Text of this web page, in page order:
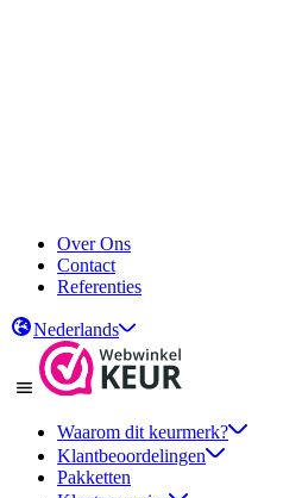
Over Ons
Contact
Referenties
Nederlands
Waarom dit keurmerk?
Klantbeoordelingen
Pakketten